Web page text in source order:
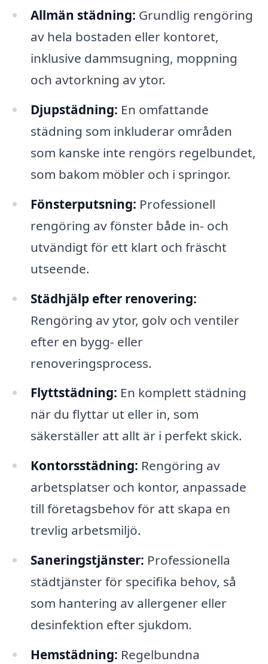
Allmän städning: Grundlig rengöring
av hela bostaden eller kontoret,
inklusive dammsugning, moppning
och avtorkning av ytor.
Djupstädning: En omfattande
städning som inkluderar områden
som kanske inte rengörs regelbundet,
som bakom möbler och i springor.
Fönsterputsning: Professionell
rengöring av fönster både in- och
utvändigt för ett klart och fräscht
utseende.
Städhjälp efter renovering:
Rengöring av ytor, golv och ventiler
efter en bygg- eller
renoveringsprocess.
Flyttstädning: En komplett städning
när du flyttar ut eller in, som
säkerställer att allt är i perfekt skick.
Kontorsstädning: Rengöring av
arbetsplatser och kontor, anpassade
till företagsbehov för att skapa en
trevlig arbetsmiljö.
Saneringstjänster: Professionella
städtjänster för specifika behov, så
som hantering av allergener eller
desinfektion efter sjukdom.
Hemstädning: Regelbundna